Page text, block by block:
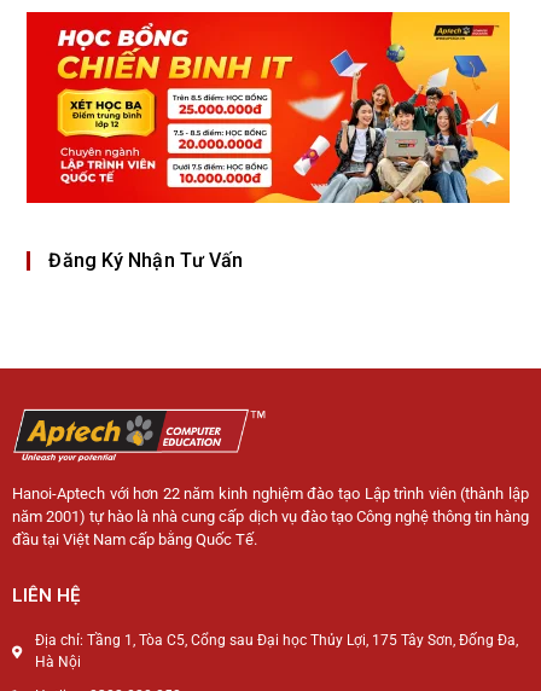
Đăng Ký Nhận Tư Vấn
Hanoi-Aptech với hơn 22 năm kinh nghiệm đào tạo Lập trình viên (thành lập
năm 2001) tự hào là nhà cung cấp dịch vụ đào tạo Công nghệ thông tin hàng
đầu tại Việt Nam cấp bằng Quốc Tế.
LIÊN HỆ
Địa chỉ: Tầng 1, Tòa C5, Cổng sau Đại học Thủy Lợi, 175 Tây Sơn, Đống Đa,
Hà Nội